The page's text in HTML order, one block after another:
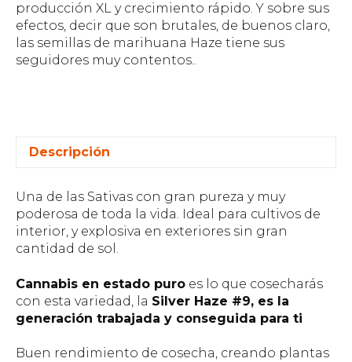
producción XL y crecimiento rápido. Y sobre sus
efectos, decir que son brutales, de buenos claro,
las semillas de marihuana Haze tiene sus
seguidores muy contentos..
Descripción
Una de las Sativas con gran pureza y muy
poderosa de toda la vida. Ideal para cultivos de
interior, y explosiva en exteriores sin gran
cantidad de sol.
Cannabis en estado puro es lo que cosecharás
con esta variedad, la Silver Haze #9, es la
generación trabajada y conseguida para ti
Buen rendimiento de cosecha, creando plantas